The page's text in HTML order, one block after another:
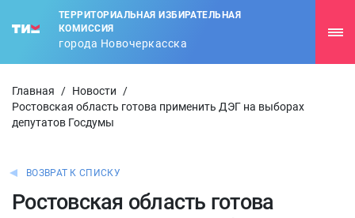
ТЕРРИТОРИАЛЬНАЯ ИЗБИРАТЕЛЬНАЯ
КОМИССИЯ
города Новочеркасска
Главная / Новости
/
Ростовская область готова применить ДЭГ на выборах
депутатов Госдумы
ВОЗВРАТ К СПИСКУ
Ростовская область готова